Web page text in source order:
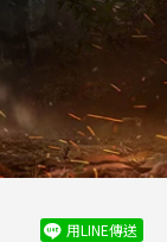
用LINE傳送